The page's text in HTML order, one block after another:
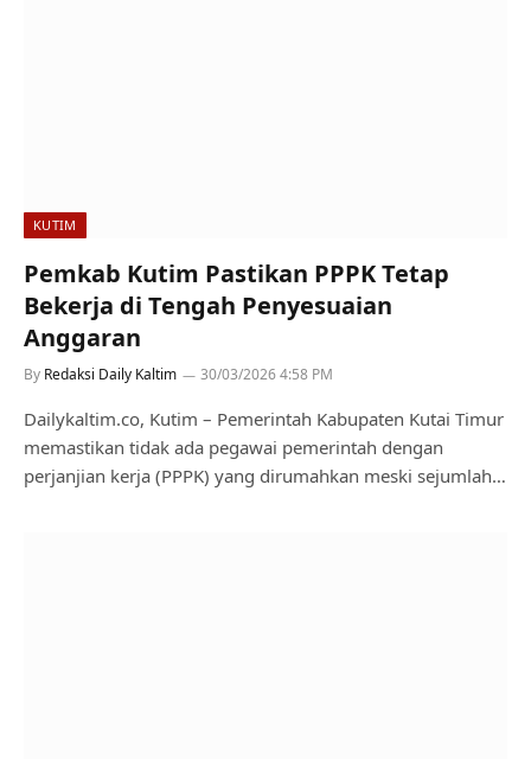
KUTIM
Pemkab Kutim Pastikan PPPK Tetap
Bekerja di Tengah Penyesuaian
Anggaran
By Redaksi Daily Kaltim 30/03/2026 4:58 PM
Dailykaltim.co, Kutim – Pemerintah Kabupaten Kutai Timur
memastikan tidak ada pegawai pemerintah dengan
perjanjian kerja (PPPK) yang dirumahkan meski sejumlah…